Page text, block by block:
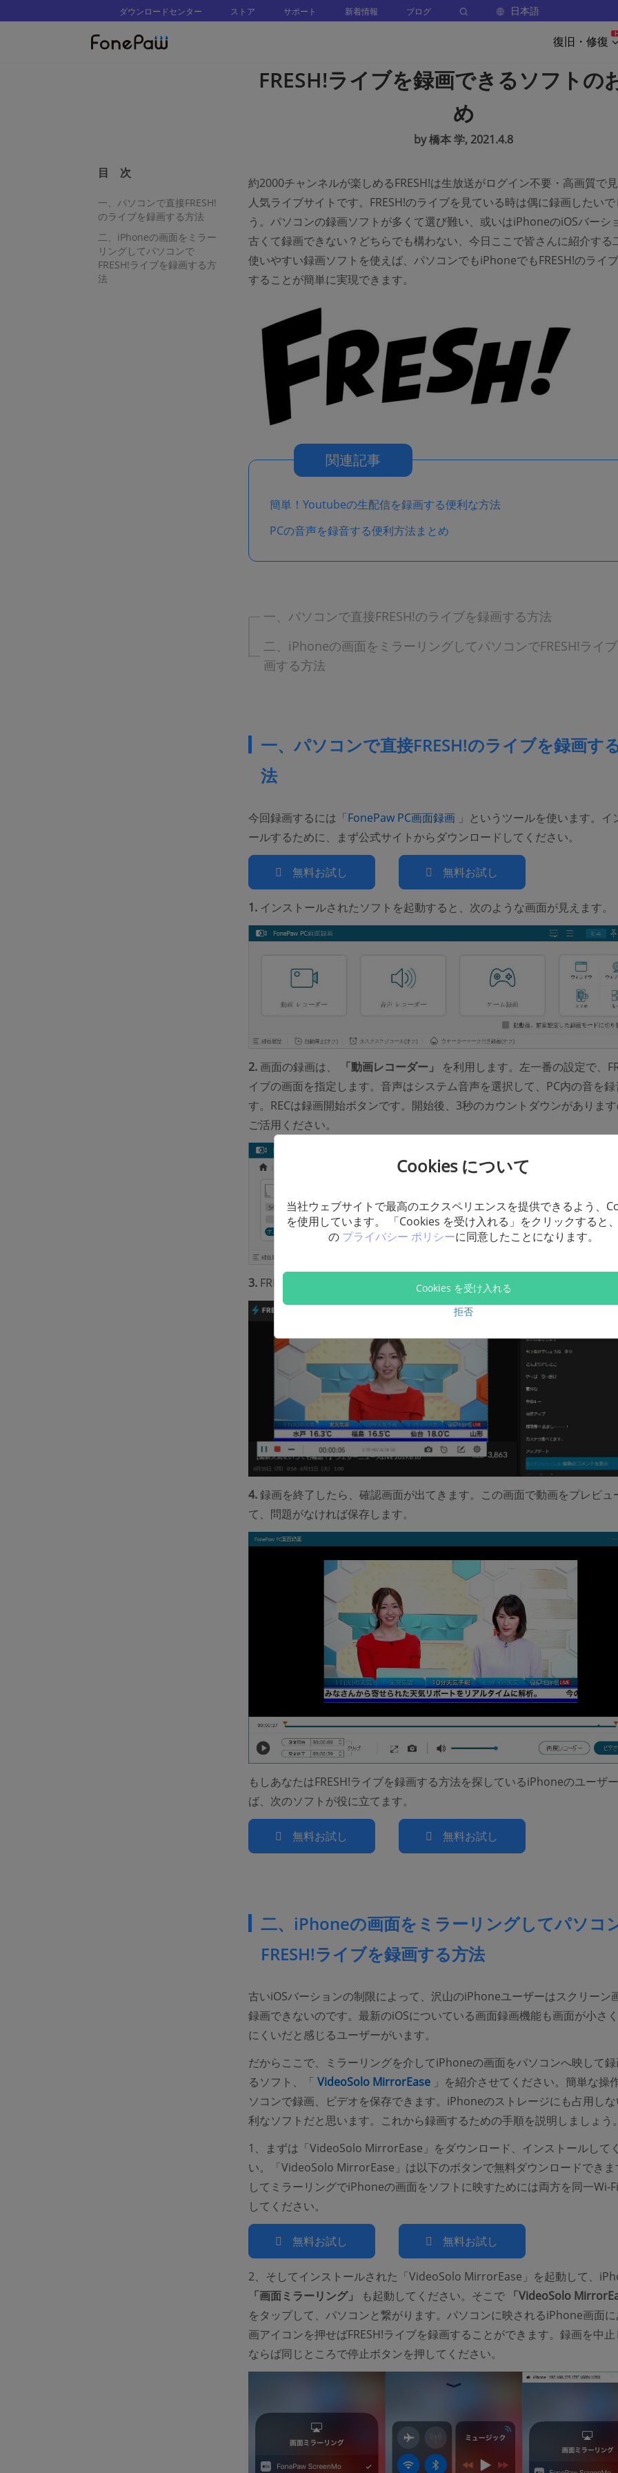
ダウンロードセンター ストア サポート 新着情報 ブログ 日本語
復旧・修復
FRESH!ライブを録画できるソフトの
め
by 橋本 学, 2021.4.8
目 次
一、パソコンで直接FRESH!
のライブを録画する方法
二、iPhoneの画面をミラー
リングしてパソコンで
FRESH!ライブを録画する方
法
約2000チャンネルが楽しめるFRESH!は生放送がログイン不要・高画質で
人気ライブサイトです。FRESH!のライブを見ている時は偶に録画したい
う。パソコンの録画ソフトが多くて選び難い、或いはiPhoneのiOSバーシ
古くて録画できない？どちらでも構わない、今日ここで皆さんに紹介する
使いやすい録画ソフトを使えば、パソコンでもiPhoneでもFRESH!のライ
することが簡単に実現できます。
関連記事
簡単！Youtubeの生配信を録画する便利な方法
PCの音声を録音する便利方法まとめ
一、パソコンで直接FRESH!のライブを録画する方法
二、iPhoneの画面をミラーリングしてパソコンでFRESH!ライ
画する方法
一、パソコンで直接FRESH!のライブを録画す
法
今回録画するには「FonePaw PC画面録画 (opens new window)
」というツールを使います。イ
ールするために、まず公式サイトからダウンロードしてください。
無料お試し 無料お試し
1.インストールされたソフトを起動すると、次のような画面が見えます。
2.画面の録画は、 「動画レコーダー」
を利用します。左一番の設定で、
イブの画面を指定します。音声はシステム音声を選択して、PC内の音を
す。RECは録画開始ボタンです。開始後、3秒のカウントダウンがありま
ご活用ください。
3.FRESH!ライブが終わったら、終了ボタンで録画を終わらせます。
4.録画を終了したら、確認画面が出てきます。この画面で動画をプレビュ
て、問題がなければ保存します。
もしあなたはFRESH!ライブを録画する方法を探しているiPhoneのユーザ
ば、次のソフトが役に立てます。
無料お試し 無料お試し
二、iPhoneの画面をミラーリングしてパソコ
FRESH!ライブを録画する方法
古いiOSバーションの制限によって、沢山のiPhoneユーザーはスクリーン
録画できないのです。最新のiOSについている画面録画機能も画面が小さ
にくいだと感じるユーザーがいます。
だからここで、ミラーリングを介してiPhoneの画面をパソコンへ映して
るソフト、「 VideoSolo MirrorEase (opens new window)
」を紹介させてください。簡単な操
ソコンで録画、ビデオを保存できます。iPhoneのストレージにも占用し
利なソフトだと思います。これから録画するための手順を説明しましょう
1、まずは「VideoSolo MirrorEase」をダウンロード、インストールして
い。「VideoSolo MirrorEase」は以下のボタンで無料ダウンロードできま
してミラーリングでiPhoneの画面をソフトに映すためには両方を同一Wi-
してください。
無料お試し 無料お試し
2、そしてインストールされた「VideoSolo MirrorEase」を起動して、
「画面ミラーリング」
も起動してください。そこで 「VideoSolo
をタップして、パソコンと繋がります。パソコンに映されるiPhone画面
画アイコンを押せばFRESH!ライブを録画することができます。録画を中
ならば同じところで停止ボタンを押してください。
Cookies について
当社ウェブサイトで最高のエクスペリエンスを提供できるよう、
を使用しています。 「Cookies を受け入れる」をクリックすると
の プライバシー ポリシーに同意したことになります。
Cookies を受け入れる
拒否